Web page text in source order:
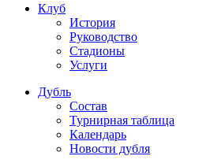
Клуб
История
Руководство
Стадионы
Услуги
Дубль
Состав
Турнирная таблица
Календарь
Новости дубля